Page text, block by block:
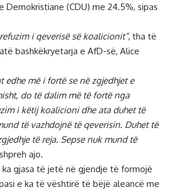
Demokristiane (CDU) me 24.5%, sipas
i qeverisë së koalicionit”, tha të
bashkëkryetarja e AfD-së, Alice
edhe më i fortë se në zgjedhjet e
do të dalim më të fortë nga
i këtij koalicioni dhe ata duhet të
të vazhdojnë të qeverisin. Duhet të
të reja. Sepse nuk mund të
ajo.
gjasa të jetë në gjendje të formojë
e ka të vështirë të bëjë aleancë me